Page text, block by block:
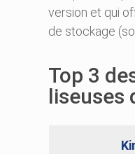
version et qui
de stockage
Top 3
liseuses